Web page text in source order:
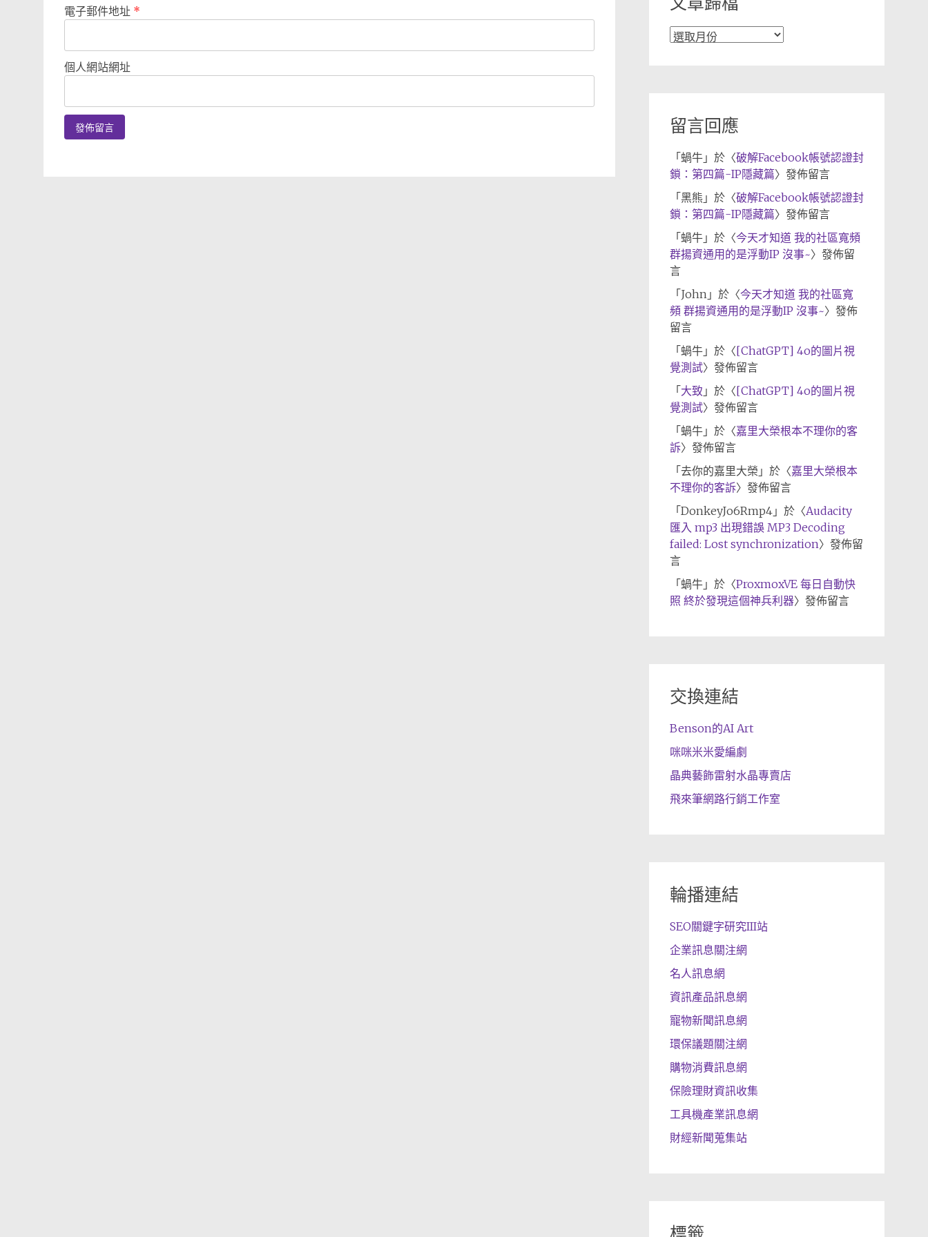
電子郵件地址 *
個人網站網址
文
留言回應
「 蝸牛」於〈破解Facebook帳號認證封
鎖：第四篇-IP隱藏篇〉發佈留言
「 黑熊 」於〈破解Facebook帳號認證封
鎖：第四篇-IP隱藏篇〉發佈留言
「 蝸牛」於〈今天才知道 我的社區寬頻
群揚資通用的是浮動IP 沒事~〉發佈留
言
「 John」於〈今天才知道 我的社區寬
頻 群揚資通用的是浮動IP 沒事~〉發佈
留言
「 蝸牛」於〈[ChatGPT] 4o的圖片視
覺測試〉發佈留言
「 大致 」於〈[ChatGPT] 4o的圖片視
覺測試〉發佈留言
「 蝸牛」於〈嘉里大榮根本不理你的客
訴〉發佈留言
「 去你的嘉里大榮 」於〈嘉里大榮根本
不理你的客訴〉發佈留言
「 DonkeyJo6Rmp4」於〈Audacity
匯入 mp3 出現錯誤 MP3 Decoding
failed: Lost synchronization〉發佈留
言
「 蝸牛」於〈ProxmoxVE 每日自動快
照 終於發現這個神兵利器〉發佈留言
交換連結
Benson的AI Art
咪咪米米愛編劇
晶典藝飾雷射水晶專賣店
飛來筆網路行銷工作室
輪播連結
SEO關鍵字研究III站
企業訊息關注網
名人訊息網
資訊產品訊息網
寵物新聞訊息網
環保議題關注網
購物消費訊息網
保險理財資訊收集
工具機產業訊息網
財經新聞蒐集站